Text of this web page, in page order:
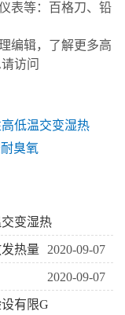
表等：百格刀、铅
编辑，了解更多高
访问
低温交变湿热
臭氧
变湿热
2020-09-07
热量
2020-09-07
有限G